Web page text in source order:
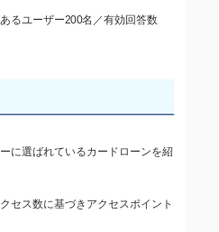
るユーザー200名／有効回答数
に選ばれているカードローンを紹
セス数に基づきアクセスポイント